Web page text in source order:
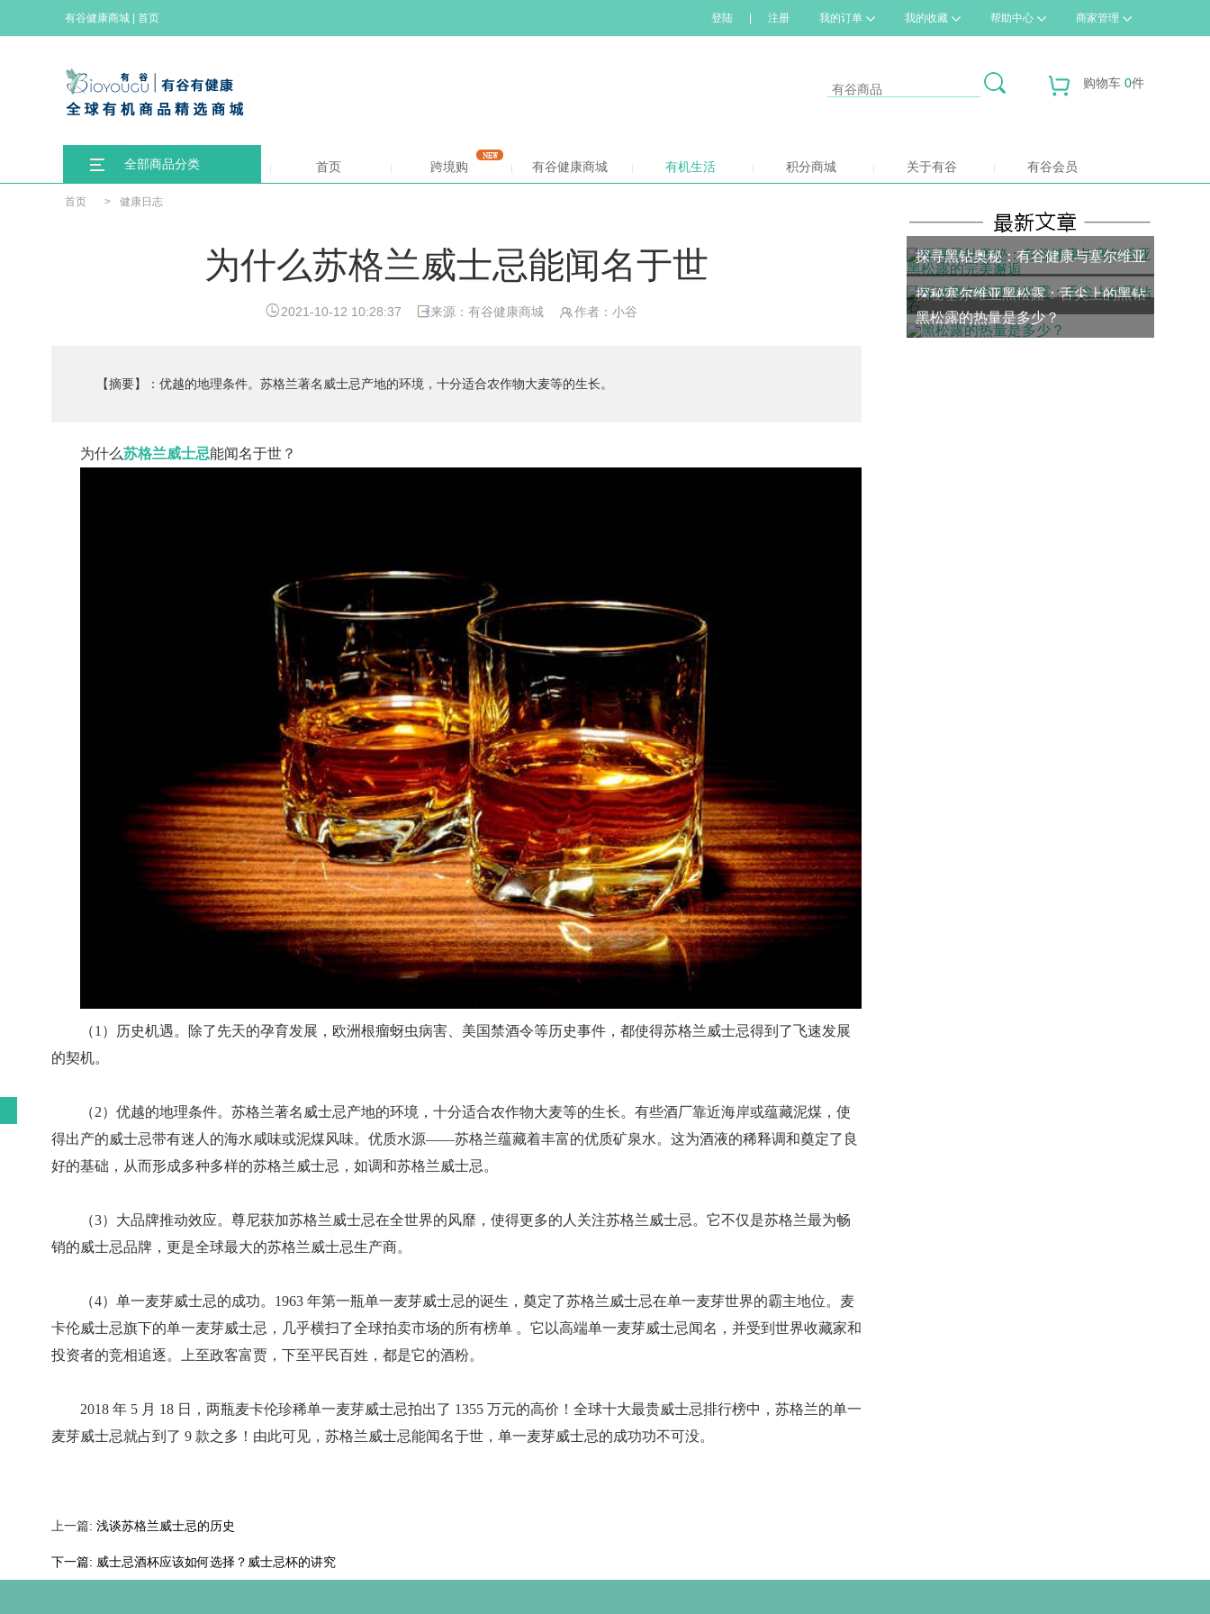
有谷健康商城 首页 登陆 注册 我的订单 我的收藏 帮助中心 商家管理
购物车 0件
全部商品分类 首页 跨境购 有谷健康商城 有机生活 积分商城 关于有谷 有谷会员
首页 > 健康日志
为什么苏格兰威士忌能闻名于世
2021-10-12 10:28:37 来源：有谷健康商城 作者：小谷
【摘要】：优越的地理条件。苏格兰著名威士忌产地的环境，十分适合农作物大麦等的生长。
为什么苏格兰威士忌能闻名于世？
（1）历史机遇。除了先天的孕育发展，欧洲根瘤蚜虫病害、美国禁酒令等历史事件，都使得苏格兰威士忌得到了飞速发展
的契机。
（2）优越的地理条件。苏格兰著名威士忌产地的环境，十分适合农作物大麦等的生长。有些酒厂靠近海岸或蕴藏泥煤，使
得出产的威士忌带有迷人的海水咸味或泥煤风味。优质水源——苏格兰蕴藏着丰富的优质矿泉水。这为酒液的稀释调和奠定了良
好的基础，从而形成多种多样的苏格兰威士忌，如调和苏格兰威士忌。
（3）大品牌推动效应。尊尼获加苏格兰威士忌在全世界的风靡，使得更多的人关注苏格兰威士忌。它不仅是苏格兰最为畅
销的威士忌品牌，更是全球最大的苏格兰威士忌生产商。
（4）单一麦芽威士忌的成功。1963 年第一瓶单一麦芽威士忌的诞生，奠定了苏格兰威士忌在单一麦芽世界的霸主地位。麦
卡伦威士忌旗下的单一麦芽威士忌，几乎横扫了全球拍卖市场的所有榜单 。它以高端单一麦芽威士忌闻名，并受到世界收藏家和
投资者的竞相追逐。上至政客富贾，下至平民百姓，都是它的酒粉。
2018 年 5 月 18 日，两瓶麦卡伦珍稀单一麦芽威士忌拍出了 1355 万元的高价！全球十大最贵威士忌排行榜中，苏格兰的单一
麦芽威士忌就占到了 9 款之多！由此可见，苏格兰威士忌能闻名于世，单一麦芽威士忌的成功功不可没。
上一篇: 浅谈苏格兰威士忌的历史
下一篇: 威士忌酒杯应该如何选择？威士忌杯的讲究
探寻黑钻奥秘：有谷健康与塞尔维亚
黑松露的完美邂逅
探秘塞尔维亚黑松露：舌尖上的黑钻
石
黑松露的热量是多少？